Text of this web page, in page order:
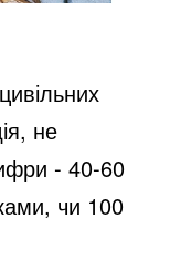
не
- 40-60
чи 100